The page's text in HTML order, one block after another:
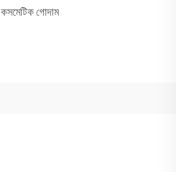
কসমেটিক গোদাম